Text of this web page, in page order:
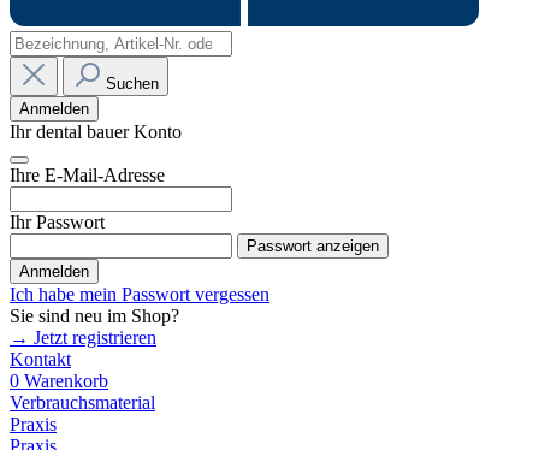
Suchen
Anmelden
Ihr dental bauer Konto
Ihre E-Mail-Adresse
Ihr Passwort
Passwort anzeigen
Anmelden
Ich habe mein Passwort vergessen
Sie sind neu im Shop?
→ Jetzt registrieren
Kontakt
0 Warenkorb
Verbrauchsmaterial
Praxis
Praxis